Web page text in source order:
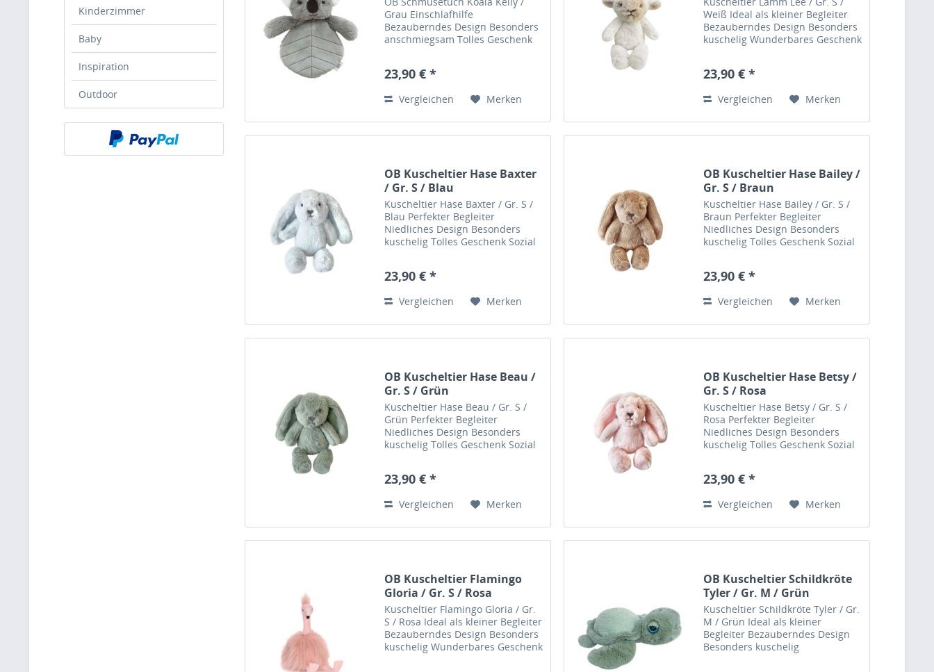
Kinderzimmer
Baby
Inspiration
Outdoor
Grau Einschlafhilfe
Bezauberndes Design Besonders
anschmiegsam Tolles Geschenk
Designer Liebt: Regenschauer &
bezaubernden Schmusetuch...
23,90 € *
Vergleichen Merken
Weiß Ideal als kleiner Begleiter
Bezauberndes Design Besonders
kuschelig Wunderbares Geschenk
Designer Liebt: Regenschauer &
23,90 € *
Vergleichen Merken
OB Kuscheltier Hase Baxter
/ Gr. S / Blau
Kuscheltier Hase Baxter / Gr. S /
Blau Perfekter Begleiter
Niedliches Design Besonders
kuschelig Tolles Geschenk Sozial
Geschichtenerzählen & Zeitungen
23,90 € *
Vergleichen Merken
OB Kuscheltier Hase Bailey /
Gr. S / Braun
Kuscheltier Hase Bailey / Gr. S /
Braun Perfekter Begleiter
Niedliches Design Besonders
kuschelig Tolles Geschenk Sozial
Geschichtenerzählen & Zeitungen
23,90 € *
Vergleichen Merken
OB Kuscheltier Hase Beau /
Gr. S / Grün
Kuscheltier Hase Beau / Gr. S /
Grün Perfekter Begleiter
Niedliches Design Besonders
kuschelig Tolles Geschenk Sozial
Sukkulenten & Braten Dieser tolle
23,90 € *
Vergleichen Merken
OB Kuscheltier Hase Betsy /
Gr. S / Rosa
Kuscheltier Hase Betsy / Gr. S /
Rosa Perfekter Begleiter
Niedliches Design Besonders
kuschelig Tolles Geschenk Sozial
SEO-Tools & Kokosnusswasser
23,90 € *
Vergleichen Merken
OB Kuscheltier Flamingo
Gloria / Gr. S / Rosa
Kuscheltier Flamingo Gloria / Gr.
S / Rosa Ideal als kleiner Begleiter
Bezauberndes Design Besonders
kuschelig Wunderbares Geschenk
OB Kuscheltier Schildkröte
Tyler / Gr. M / Grün
Kuscheltier Schildkröte Tyler / Gr.
M / Grün Ideal als kleiner
Begleiter Bezauberndes Design
Besonders kuschelig